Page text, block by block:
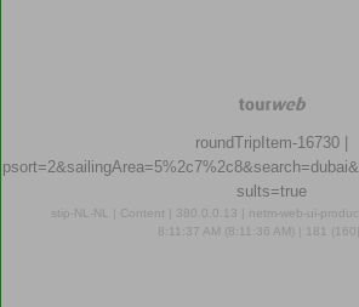
TourWeb
NetMatch
roundTripItem-16730
sults=true
stip-NL-NL | Content | 380.0.0.13 | netm-web-ui-
8:11:37 AM (8:11:36 AM) | 181